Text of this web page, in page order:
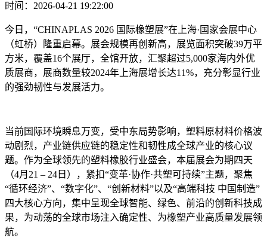
时间：2026-04-21 19:22:00
今日，“CHINAPLAS 2026 国际橡塑展”在上海·国家会展中心
（虹桥）隆重启幕。展会规模再创新高，展览面积突破39万平
方米，覆盖16个展厅，全馆开放，汇聚超过5,000家海内外优
质展商，展商数量较2024年上海展增长达11%，充分彰显行业
的强劲韧性与发展活力。
当前国际环境瞬息万变，受中东局势影响，塑料原材料价格波
动剧烈，产业链供应链的稳定性和韧性成全球产业的核心议
题。作为全球领先的塑料橡胶行业盛会，本届展会为期四天
（4月21 – 24日），紧扣“变革·协作·共塑可持续”主题，聚焦
“循环经济”、“数字化”、“创新材料”以及“高端科技 中国制造”
四大核心方向，集中呈现全球智能、绿色、前沿的创新科技成
果，为动荡的全球市场注入确定性、为橡塑产业高质量发展领
航。